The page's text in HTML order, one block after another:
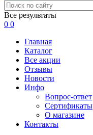
Все результаты
0 0
Главная
Каталог
Все акции
Отзывы
Новости
Инфо
Вопрос-ответ
Сертификаты
О магазине
Контакты